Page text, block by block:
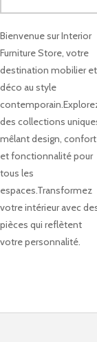
Bienvenue sur Interior
Furniture Store, votre
destination mobilier et
déco au style
des collections
mêlant design, confort
et fonctionnalité pour
tous les
espaces.Transformez
votre intérieur avec
pièces qui reflètent
votre personnalité.